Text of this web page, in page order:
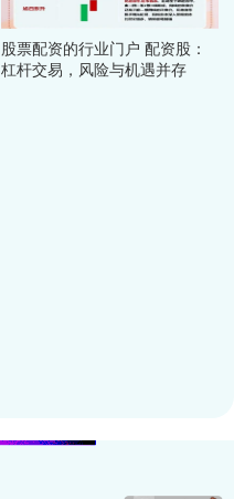
股票配资的行业门户 配资股：
杠杆交易，风险与机遇并存